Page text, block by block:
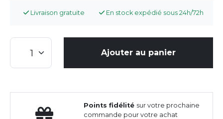
Livraison gratuite En stock expédié sous 24h/72h
Ajouter au panier
Points fidélité sur votre prochaine
commande pour votre achat